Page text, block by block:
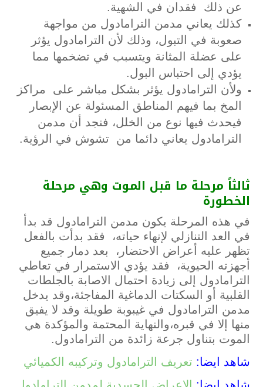
عن ذلك فقدان في الشهية.
كذلك يعاني مدمن الترامادول من مواجهة
صعوبة في التبول، وذلك لأن الترامادول يؤثر
على عضلة المثانة ويتسبب في تضخمها مما
يؤدي إلى احتباس البول.
ولأن الترامادول يؤثر بشكل مباشر على مراكز
المخ بما فيهم المناطق المسئولة عن الإبصار
فيحدث فيها نوع من الخلل، فنجد أن مدمن
الترامادول يعاني دائما من تشوش في الرؤية.
ثالثاً مرحلة ما قبل الموت وهي مرحلة
الخطورة
في هذه المرحلة يكون مدمن الترامادول قد بدأ
في العد التنازلي لإنهاء حياته، فقد بدأت بالفعل
تظهر عليه أعراض الاحتضار، بعد دمار جميع
أجهزته الحيوية، فقد يؤدي الاستمرار في تعاطي
الترامادول إلى زيادة احتمال الاصابة بالجلطات
القلبية أو السكتات الدماغية المفاجئة،وقد يدخل
مدمن الترامادول في غيبوبة طويلة وقد لا يفيق
منها إلا في قبره،والنهاية المحتمة والمؤكدة هي
الموت بتناول جرعة زائدة من الترامادول.
شاهد ايضا: تعريف الترامادول وتركيبه الكميائي